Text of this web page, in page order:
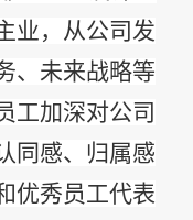
业，从公司发
、未来战略等
工加深对公司
同感、归属感
优秀员工代表